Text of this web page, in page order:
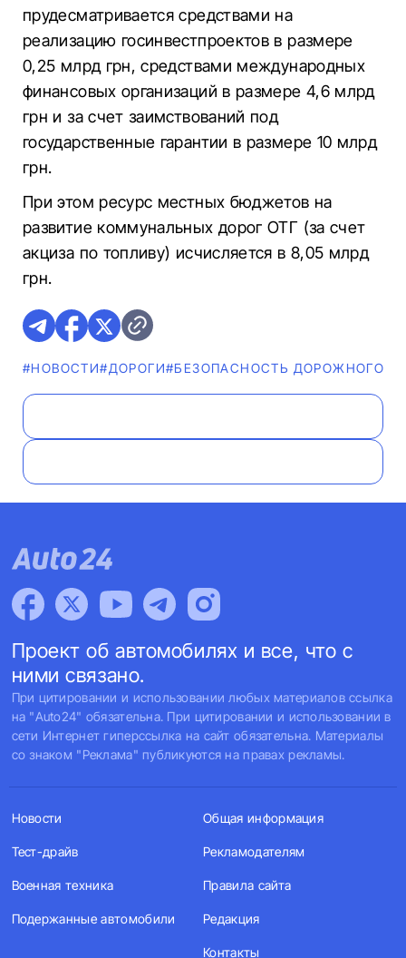
прудесматривается средствами на
реализацию госинвестпроектов в размере
0,25 млрд грн, средствами международных
финансовых организаций в размере 4,6 млрд
грн и за счет заимствований под
государственные гарантии в размере 10 млрд
грн.
При этом ресурс местных бюджетов на
развитие коммунальных дорог ОТГ (за счет
акциза по топливу) исчисляется в 8,05 млрд
грн.
#НОВОСТИ#ДОРОГИ#БЕЗОПАСНОСТЬ ДОРОЖНОГО
Проект об автомобилях и все, что с
ними связано.
При цитировании и использовании любых материалов ссылка
на "Auto24" обязательна. При цитировании и использовании в
сети Интернет гиперссылка на сайт обязательна. Материалы
со знаком "Реклама" публикуются на правах рекламы.
Новости
Тест-драйв
Военная техника
Подержанные автомобили
Общая информация
Рекламодателям
Правила сайта
Редакция
Контакты